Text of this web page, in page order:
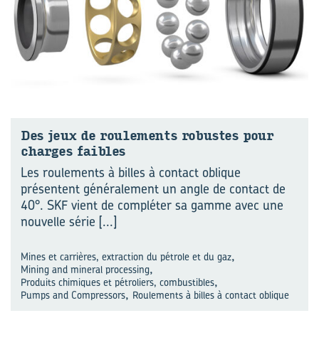
Des jeux de rou­le­ments ro­bustes pour
charges faibles
Les roulements à billes à contact oblique
présentent généralement un angle de contact de
40°. SKF vient de compléter sa gamme avec une
nouvelle série [...]
Mines et carrières, extraction du pétrole et du gaz,
Mining and mineral processing,
Produits chimiques et pétroliers, combustibles,
Pumps and Compressors, Roulements à billes à contact oblique